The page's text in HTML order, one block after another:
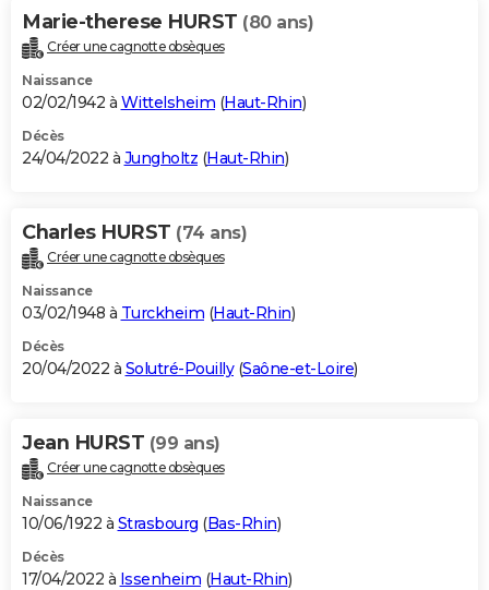
Marie-therese HURST (80 ans)
Créer une cagnotte obsèques
Naissance
02/02/1942 à Wittelsheim (Haut-Rhin)
Décès
24/04/2022 à Jungholtz (Haut-Rhin)
Charles HURST (74 ans)
Créer une cagnotte obsèques
Naissance
03/02/1948 à Turckheim (Haut-Rhin)
Décès
20/04/2022 à Solutré-Pouilly(Saône-et-Loire)
Jean HURST (99 ans)
Créer une cagnotte obsèques
Naissance
10/06/1922 à Strasbourg (Bas-Rhin)
Décès
17/04/2022 à Issenheim (Haut-Rhin)